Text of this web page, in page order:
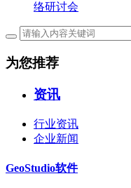
络研讨会
为您推荐
资讯
行业资讯
企业新闻
GeoStudio软件